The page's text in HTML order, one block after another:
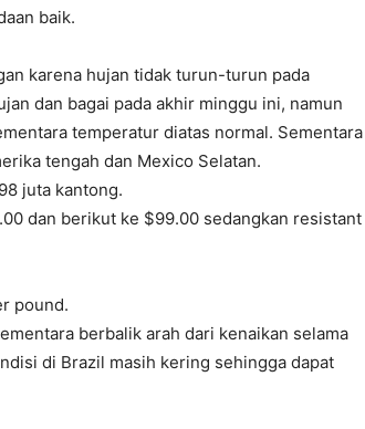
baik.
karena hujan tidak turun-turun pada
dan bagai pada akhir minggu ini, namun
temperatur diatas normal. Sementara
tengah dan Mexico Selatan.
juta kantong.
dan berikut ke $99.00 sedangkan resistant
pound.
berbalik arah dari kenaikan selama
di Brazil masih kering sehingga dapat